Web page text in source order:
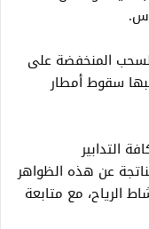
المنخفضة على
سقوط أمطار
التدابير
عن هذه الظواهر
الرياح، مع متابعة